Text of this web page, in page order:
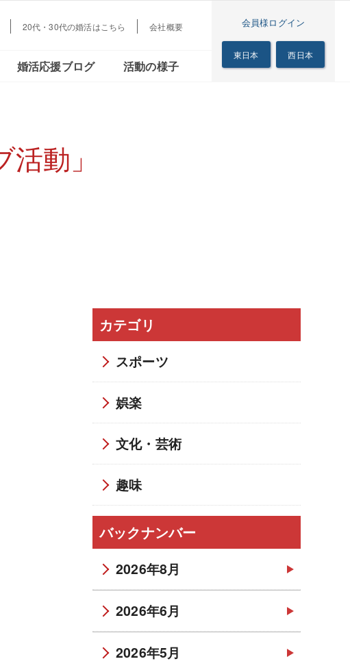
20代・30代の婚活はこちら 会社概要 会員様ログイン
東日本 西日本
婚活応援ブログ 活動の様子
シニアの恋の歩き方
動」
カテゴリ
スポーツ
娯楽
文化・芸術
趣味
バックナンバー
2026年8月
2026年6月
2026年5月